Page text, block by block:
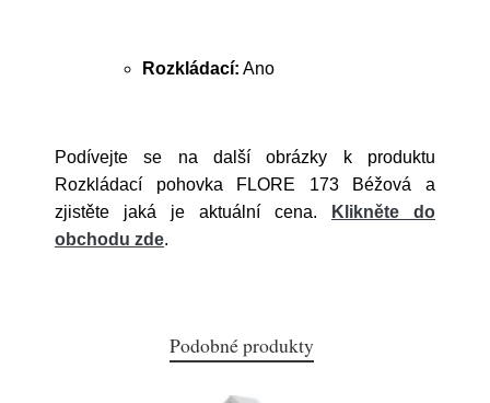
Rozkládací: Ano
Podívejte se na další obrázky k produktu
Rozkládací pohovka FLORE 173 Béžová a
zjistěte jaká je aktuální cena.
Klikněte do
obchodu zde.
Podobné produkty